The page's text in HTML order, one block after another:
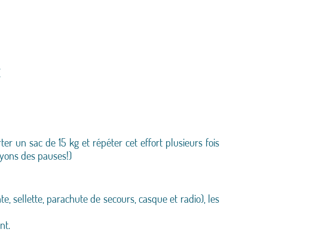
un sac de 15 kg et répéter cet effort plusieurs fois
des pauses!)
sellette, parachute de secours, casque et radio), les